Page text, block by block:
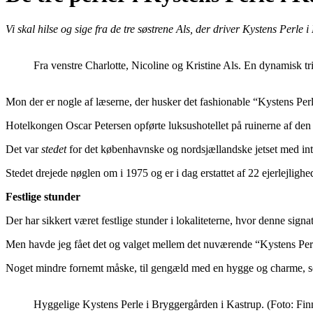
Vi skal hilse og sige fra de tre søstrene Als, der driver Kystens
Fra venstre Charlotte, Nicoline og Kristine Als. En dynamisk
Mon der er nogle af læserne, der husker det fashionable “Kystens
Hotelkongen Oscar Petersen opførte luksushotellet på ruinerne af
Det varstedetfor det københavnske og nordsjællandske jetset med
Stedet drejede nøglen om i 1975 og er i dag erstattet af 22
Festlige stunder
Der har sikkert været festlige stunder i lokaliteterne, hvor denne
Men havde jeg fået det og valget mellem det nuværende “Kystens
Noget mindre fornemt måske, til gengæld med en hygge og charme,
Hyggelige Kystens Perle i Bryggergården i Kastrup. (Foto: